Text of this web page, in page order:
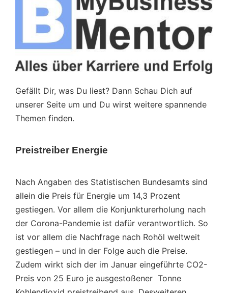
Gefällt Dir, was Du liest? Dann Schau Dich auf
unserer Seite um und Du wirst weitere spannende
Themen finden.
Preistreiber Energie
Nach Angaben des Statistischen Bundesamts sind
allein die Preis für Energie um 14,3 Prozent
gestiegen. Vor allem die Konjunkturerholung nach
der Corona-Pandemie ist dafür verantwortlich. So
ist vor allem die Nachfrage nach Rohöl weltweit
gestiegen – und in der Folge auch die Preise.
Zudem wirkt sich der im Januar eingeführte CO2-
Preis von 25 Euro je ausgestoßener Tonne